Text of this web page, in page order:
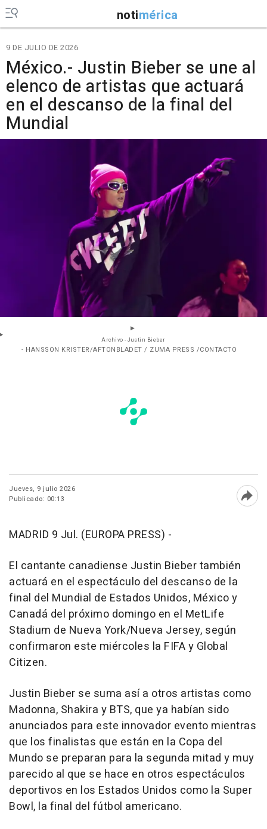
notimérica
9 DE JULIO DE 2026
México.- Justin Bieber se une al
elenco de artistas que actuará
en el descanso de la final del
Mundial
Archivo - Justin Bieber
- HANSSON KRISTER/AFTONBLADET / ZUMA PRESS /CONTACTO
Jueves, 9 julio 2026
Publicado: 00:13
MADRID 9 Jul. (EUROPA PRESS) -
El cantante canadiense Justin Bieber también
actuará en el espectáculo del descanso de la
final del Mundial de Estados Unidos, México y
Canadá del próximo domingo en el MetLife
Stadium de Nueva York/Nueva Jersey, según
confirmaron este miércoles la FIFA y Global
Citizen.
Justin Bieber se suma así a otros artistas como
Madonna, Shakira y BTS, que ya habían sido
anunciados para este innovador evento mientras
que los finalistas que están en la Copa del
Mundo se preparan para la segunda mitad y muy
parecido al que se hace en otros espectáculos
deportivos en los Estados Unidos como la Super
Bowl, la final del fútbol americano.